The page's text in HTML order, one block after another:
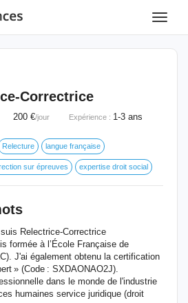
Toggle
Correctrice
200 €/jour Expérience : 1-3 ans
Relecture langue française
sur épreuves expertise droit social
Relectrice-Correctrice
formée à l’École Française de
J'ai également obtenu la certification
» (Code : SXDAONAO2J).
dans le monde de l'industrie
humaines service juridique (droit